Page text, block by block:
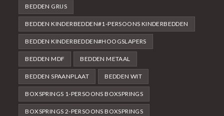
BEDDEN GRIJS
BEDDEN KINDERBEDDEN#1-PERSOONS KINDERBEDDEN
BEDDEN KINDERBEDDEN#HOOGSLAPERS
BEDDEN MDF BEDDEN METAAL
BEDDEN SPAANPLAAT BEDDEN WIT
BOXSPRINGS 1-PERSOONS BOXSPRINGS
BOXSPRINGS 2-PERSOONS BOXSPRINGS